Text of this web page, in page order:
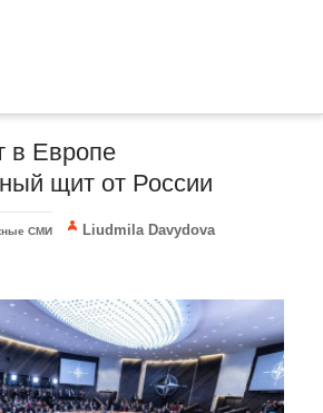
в Европе
щит от России
СМИ Liudmila Davydova